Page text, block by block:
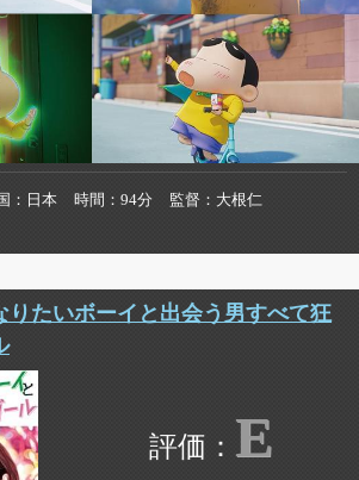
日本 時間 94分 監督
大根仁
りたいボーイと出会う男すべて狂
E